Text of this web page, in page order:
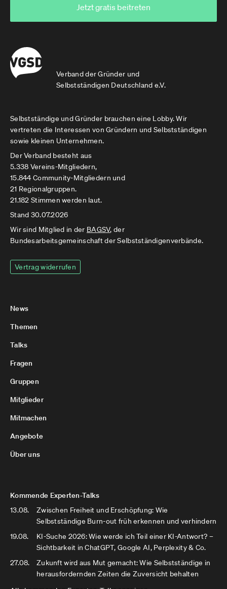
Verband der Gründer und
Selbstständigen Deutschland e.V.
Jetzt gratis beitreten
Selbstständige und Gründer brauchen eine Lobby. Wir
vertreten die Interessen von Gründern und Selbstständigen
sowie kleinen Unternehmen.
Der Verband besteht aus
5.338 Vereins-Mitgliedern,
15.844 Community-Mitgliedern und
21 Regionalgruppen.
21.182 Stimmen werden laut.
Stand 30.07.2026
Wir sind Mitglied in der BAGSV, der
Bundesarbeitsgemeinschaft der Selbstständigenverbände.
Vertrag widerrufen
News
Themen
Talks
Fragen
Gruppen
Mitglieder
Mitmachen
Angebote
Über uns
Kommende Experten-Talks
13.08.
Zwischen Freiheit und Erschöpfung: Wie
Selbstständige Burn-out früh erkennen und verhindern
19.08.
KI-Suche 2026: Wie werde ich Teil einer KI-Antwort? –
Sichtbarkeit in ChatGPT, Google AI, Perplexity & Co.
27.08.
Zukunft wird aus Mut gemacht: Wie Selbstständige in
herausfordernden Zeiten die Zuversicht behalten